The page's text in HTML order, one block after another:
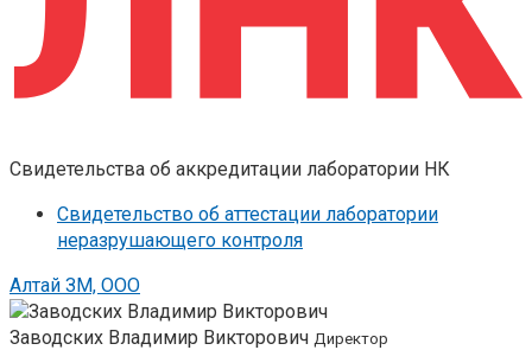
Свидетельства об аккредитации лаборатории НК
Свидетельство об аттестации лаборатории
неразрушающего контроля
Алтай ЗМ, ООО
Заводских Владимир Викторович Директор